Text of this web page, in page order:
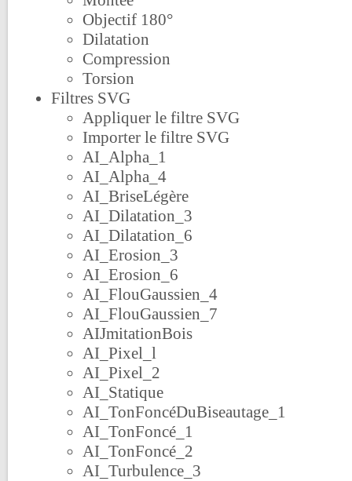
Objectif 180°
Dilatation
Compression
Torsion
Filtres SVG
Appliquer le filtre SVG
Importer le filtre SVG
AI_Alpha_1
AI_Alpha_4
AI_BriseLégère
AI_Dilatation_3
AI_Dilatation_6
AI_Erosion_3
AI_Erosion_6
AI_FlouGaussien_4
AI_FlouGaussien_7
AIJmitationBois
AI_Pixel_l
AI_Pixel_2
AI_Statique
AI_TonFoncéDuBiseautage_1
AI_TonFoncé_1
AI_TonFoncé_2
AI_Turbulence_3